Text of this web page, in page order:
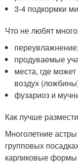
3-4 подкормки
Что не любят
переувлажнение;
продуваемые
места, где
воздух
фузариоз и
Как лучше
Многолетние
групповых
карликовые